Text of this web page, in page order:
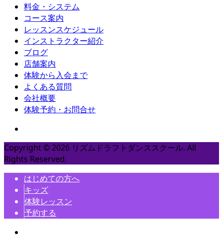
料金・システム
コース案内
レッスンスケジュール
インストラクター紹介
ブログ
店舗案内
体験から入会まで
よくある質問
会社概要
体験予約・お問合せ
Copyright ©2026 リズムドラフトダンススクール. All
Rights Reserved.
はじめての方へ
キッズ
体験レッスン
予約する